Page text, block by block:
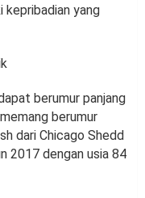
kepribadian yang
berumur panjang
berumur
dari Chicago Shedd
2017 dengan usia 84